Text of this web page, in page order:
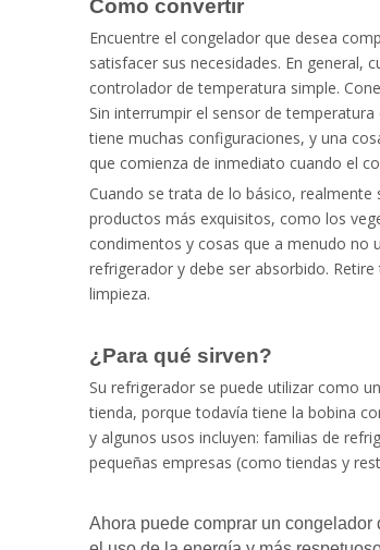
Como convertir
Encuentre el congelador que desea
satisfacer sus necesidades. En general,
controlador de temperatura simple.
Sin interrumpir el sensor de
tiene muchas configuraciones, y una
que comienza de inmediato cuando el
Cuando se trata de lo básico,
productos más exquisitos, como los
condimentos y cosas que a menudo no
refrigerador y debe ser absorbido.
limpieza.
¿Para qué sirven?
Su refrigerador se puede utilizar como
tienda, porque todavía tiene la bobina
y ​​algunos usos incluyen: familias de
pequeñas empresas (como tiendas y
Ahora puede comprar un